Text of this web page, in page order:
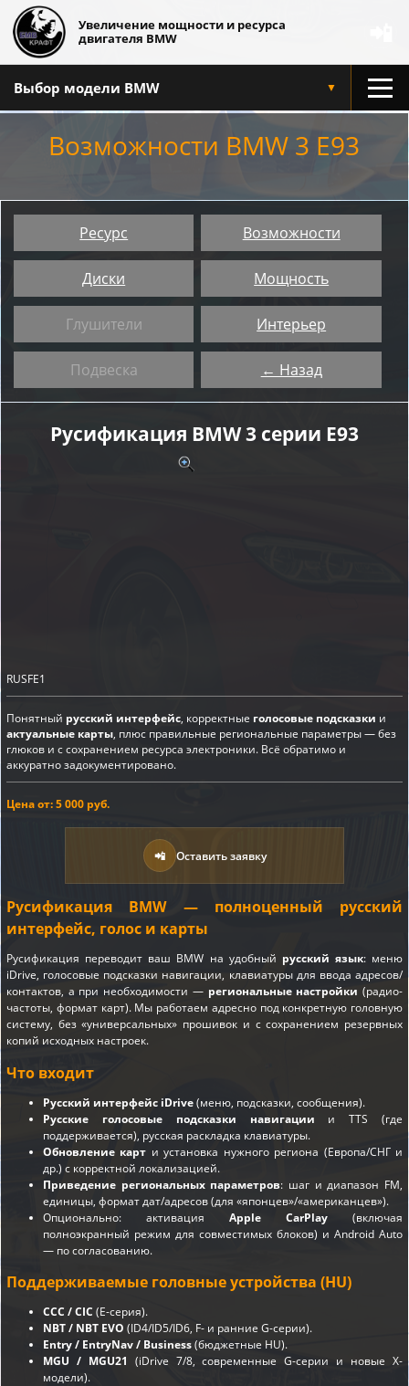
Увеличение мощности и ресурса
двигателя BMW
Выбор модели BMW ▼
Возможности BMW 3 E93
Ресурс Возможности
Диски Мощность
Глушители Интерьер
Подвеска ← Назад
Русификация BMW 3 серии E93
RUSFE1
Понятный русский интерфейс, корректные голосовые подсказки и
актуальные карты, плюс правильные региональные параметры — без
глюков и с сохранением ресурса электроники. Всё обратимо и
аккуратно задокументировано.
Цена от: 5 000 руб.
📲 Оставить заявку
Русификация BMW — полноценный русский
интерфейс, голос и карты
Русификация переводит ваш BMW на удобный русский язык: меню
iDrive, голосовые подсказки навигации, клавиатуры для ввода адресов/
контактов, а при необходимости — региональные настройки (радио-
частоты, формат карт). Мы работаем адресно под конкретную головную
систему, без «универсальных» прошивок и с сохранением резервных
копий исходных настроек.
Что входит
Русский интерфейс iDrive(меню, подсказки, сообщения).
Русские голосовые подсказки навигации и TTS (где
поддерживается), русская раскладка клавиатуры.
Обновление карт и установка нужного региона (Европа/СНГ и
др.) с корректной локализацией.
Приведение региональных параметров: шаг и диапазон FM,
единицы, формат дат/адресов (для «японцев»/«американцев»).
Опционально: активация Apple CarPlay (включая
полноэкранный режим для совместимых блоков) и Android Auto
— по согласованию.
Поддерживаемые головные устройства (HU)
CCC / CIC (E-серия).
NBT / NBT EVO (ID4/ID5/ID6, F- и ранние G-серии).
Entry / EntryNav / Business(бюджетные HU).
MGU / MGU21 (iDrive 7/8, современные G-серии и новые X-
модели).